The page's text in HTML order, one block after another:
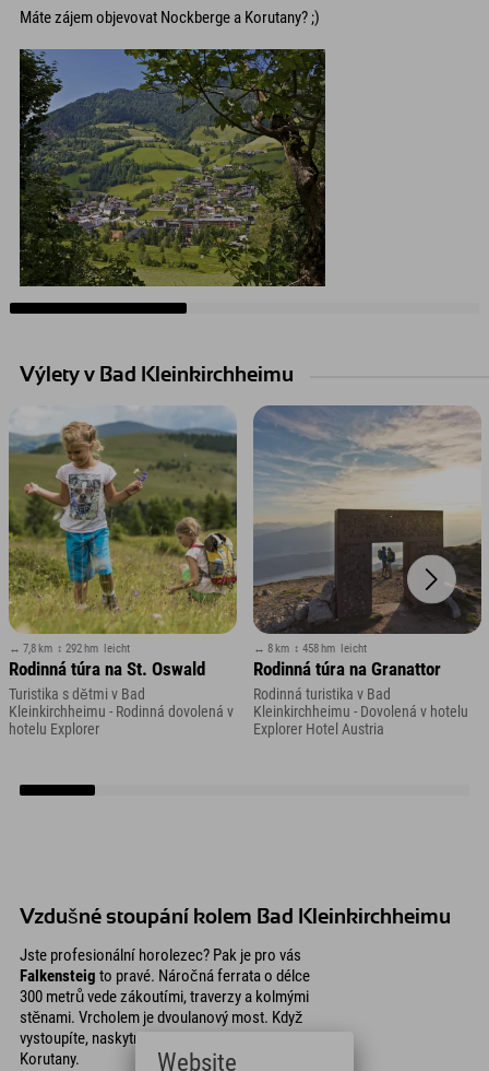
Máte zájem objevovat Nockberge a Korutany? ;)
Výlety v Bad Kleinkirchheimu
↔ 7,8 km ↕ 292 hm leicht
Rodinná túra na St. Oswald
Turistika s dětmi v Bad
Kleinkirchheimu - Rodinná dovolená v
hotelu Explorer
↔ 8 km ↕ 458 hm leicht
Rodinná túra na Granattor
Rodinná turistika v Bad
Kleinkirchheimu - Dovolená v hotelu
Explorer Hotel Austria
Vzdušné stoupání kolem Bad Kleinkirchheimu
Jste profesionální horolezec? Pak je pro vás
Falkensteig to pravé. Náročná ferrata o délce
300 metrů vede zákoutími, traverzy a kolmými
stěnami. Vrcholem je dvoulanový most. Když
vystoupíte, naskytne se vám jedinečný výhled na
Korutany.
Website